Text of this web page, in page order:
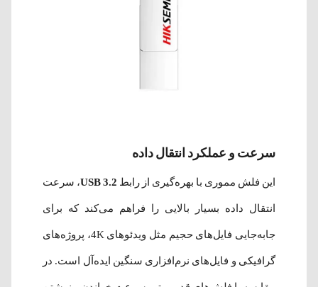
سرعت و عملکرد انتقال داده
این فلش مموری با بهره‌گیری از رابط USB 3.2، سرعت
انتقال داده بسیار بالایی را فراهم می‌کند که برای
جابه‌جایی فایل‌های حجیم مثل ویدئوهای 4K، پروژه‌های
گرافیکی و فایل‌های نرم‌افزاری سنگین ایده‌آل است. در